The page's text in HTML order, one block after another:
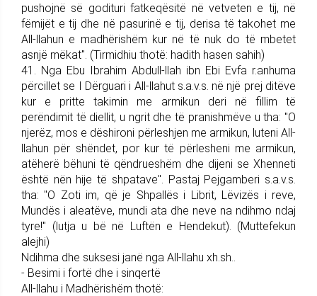
pushojnë së godituri fatkeqësitë në ve­tveten e tij, në
fëmijët e tij dhe në pasurinë e tij, derisa të takohet me
All-lla­hun e madhërishëm kur në të nuk do të mbetet
asnjë mëkat". (Tirmi­dhiu thotë: hadith hasen sahih)
41. Nga Ebu Ibrahim Abdull-llah ibn Ebi Evfa r.anhuma
përci­llet se I Dërguari i All-llahut s.a.v.s. në një prej ditëve
kur e pritte taki­min me armikun deri në fillim të
perëndimit të diellit, u ngrit dhe të pranishmëve u tha: "O
nje­rëz, mos e dëshironi përleshjen me armikun, luteni All-
llahun për shëndet, por kur të përlesheni me armikun,
atëherë bëhuni të qëndru­eshëm dhe di­jeni se Xhenneti
është nën hije të shpatave". Pastaj Pej­gam­be­ri s.a.v.s.
tha: "O Zoti im, që je Shpallës i Librit, Lëvizës i reve,
Mundës i aleatëve, mundi ata dhe neve na ndihmo ndaj
tyre!" (lutja u bë në Luftën e Hendekut). (Mu­ttefekun
alejhi)
Ndihma dhe suksesi janë nga All-llahu xh.sh..
- Besimi i fortë dhe i sinqertë
All-llahu i Madhërishëm thotë: